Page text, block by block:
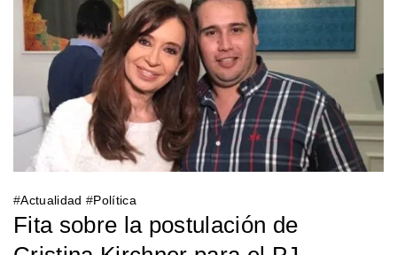
#Actualidad #Política
Fita sobre la postulación de